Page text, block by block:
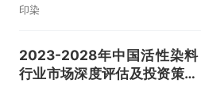
印染
2023-2028年中国活性染料
行业市场深度评估及投资策略